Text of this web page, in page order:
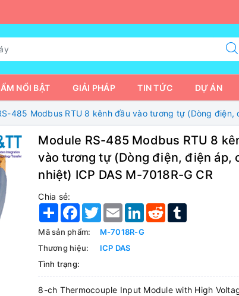
NỔI BẬT GIẢI PHÁP TIN TỨC DỰ ÁN
485 Modbus RTU 8 kênh đầu vào tương tự (Dòng điện,
Module RS-485 Modbus RTU 8
vào tương tự (Dòng điện, điện áp,
nhiệt) ICP DAS M-7018R-G CR
Chia sẻ:
Share Facebook
TwitterEmail LinkedIn
Reddit
Mã sản phẩm:
M-7018R-G
Thương hiệu:
ICP DAS
Tình trạng:
8-ch Thermocouple Input Module with High